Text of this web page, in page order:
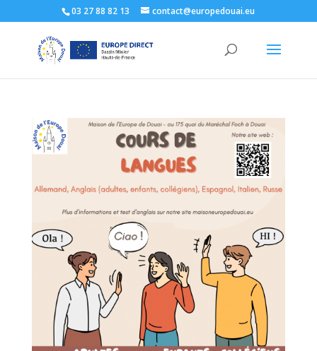
03 27 88 82 13 contact@europedouai.eu